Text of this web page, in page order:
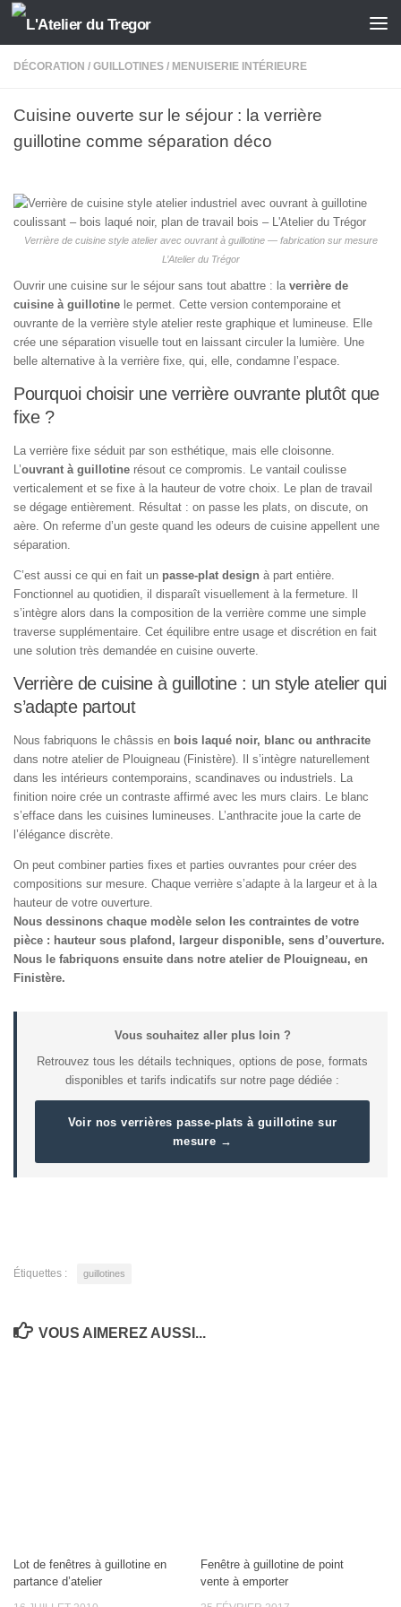
Skip to content
DÉCORATION / GUILLOTINES / MENUISERIE INTÉRIEURE
Cuisine ouverte sur le séjour : la verrière
guillotine comme séparation déco
Verrière de cuisine style atelier avec ouvrant à guillotine — fabrication sur mesure
L’Atelier du Trégor
Ouvrir une cuisine sur le séjour sans tout abattre : la verrière de
cuisine à guillotine le permet. Cette version contemporaine et
ouvrante de la verrière style atelier reste graphique et lumineuse. Elle
crée une séparation visuelle tout en laissant circuler la lumière. Une
belle alternative à la verrière fixe, qui, elle, condamne l’espace.
Pourquoi choisir une verrière ouvrante plutôt que
fixe ?
La verrière fixe séduit par son esthétique, mais elle cloisonne.
L’ouvrant à guillotine résout ce compromis. Le vantail coulisse
verticalement et se fixe à la hauteur de votre choix. Le plan de travail
se dégage entièrement. Résultat : on passe les plats, on discute, on
aère. On referme d’un geste quand les odeurs de cuisine appellent une
séparation.
C’est aussi ce qui en fait un passe-plat design à part entière.
Fonctionnel au quotidien, il disparaît visuellement à la fermeture. Il
s’intègre alors dans la composition de la verrière comme une simple
traverse supplémentaire. Cet équilibre entre usage et discrétion en fait
une solution très demandée en cuisine ouverte.
Verrière de cuisine à guillotine : un style atelier qui
s’adapte partout
Nous fabriquons le châssis en bois laqué noir, blanc ou anthracite
dans notre atelier de Plouigneau (Finistère). Il s’intègre naturellement
dans les intérieurs contemporains, scandinaves ou industriels. La
finition noire crée un contraste affirmé avec les murs clairs. Le blanc
s’efface dans les cuisines lumineuses. L’anthracite joue la carte de
l’élégance discrète.
On peut combiner parties fixes et parties ouvrantes pour créer des
compositions sur mesure. Chaque verrière s’adapte à la largeur et à la
hauteur de votre ouverture.
Nous dessinons chaque modèle selon les contraintes de votre
pièce : hauteur sous plafond, largeur disponible, sens d’ouverture.
Nous le fabriquons ensuite dans notre atelier de Plouigneau, en
Finistère.
Vous souhaitez aller plus loin ?
Retrouvez tous les détails techniques, options de pose, formats
disponibles et tarifs indicatifs sur notre page dédiée :
Voir nos verrières passe-plats à guillotine sur
mesure →
Étiquettes : guillotines
VOUS AIMEREZ AUSSI...
Lot de fenêtres à guillotine en
partance d’atelier
Fenêtre à guillotine de point
vente à emporter